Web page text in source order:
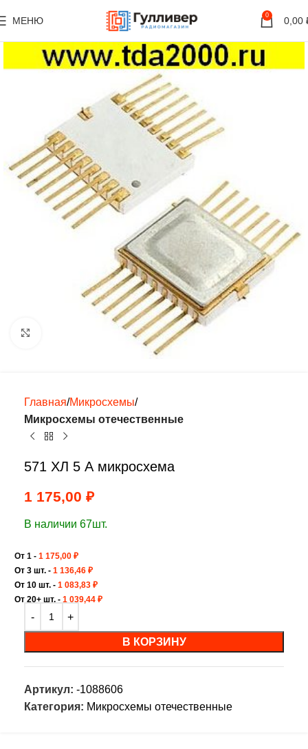
МЕНЮ 0 0,00
Нажмите, чтобы увеличить
Главная Микросхемы
Микросхемы отечественные
571 ХЛ 5 А микросхема
1 175,00 ₽
В наличии 67шт.
От 1 - 1 175,00 ₽
От 3 шт. - 1 136,46 ₽
От 10 шт. - 1 083,83 ₽
От 20+ шт. - 1 039,44 ₽
В КОРЗИНУ
Артикул: -1088606
Категория: Микросхемы отечественные